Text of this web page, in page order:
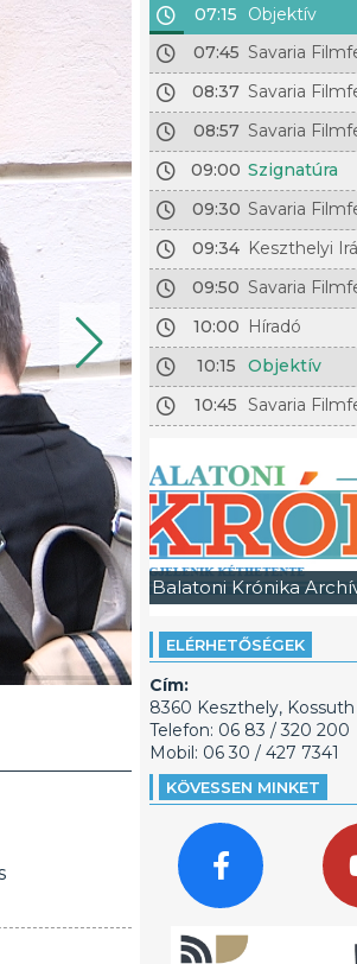
07:15
Objektív
07:45 Savaria
08:37 Savaria
08:57 Savaria
09:00 Szignatúra
09:30 Savaria
09:34 Keszthelyi
09:50 Savaria
10:00 Híradó
10:15
Objektív
10:45 Savaria
Balatoni Krónika
ELÉRHETŐSÉGEK
Cím:
8360 Keszthely, Kossuth
Telefon: 06 83 / 320 200
Mobil: 06 30 / 427 7341
KÖVESSEN MINKET